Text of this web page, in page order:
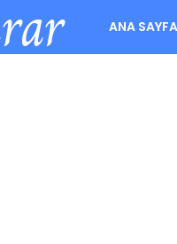
ANA SAYFA